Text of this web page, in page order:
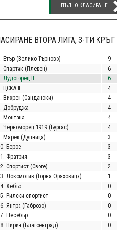
ПЪЛНО КЛАСИРАНЕ
ВТОРА ЛИГА, 3-ТИ КРЪГ
Етър (Велико Търново)
9
Спартак (Плевен)
6
Лудогорец II
6
ЦСКА II
4
Вихрен (Сандански)
4
Добруджа
4
Монтана
4
Черноморец 1919 (Бургас)
4
Марек (Дупница)
3
Берое
3
Фратрия
3
Спортист (Своге)
2
Локомотив (Горна Оряховица)
1
Хебър
0
Рилски спортист
0
Янтра (Габрово)
0
Несебър
0
Пирин (Благоевград)
0